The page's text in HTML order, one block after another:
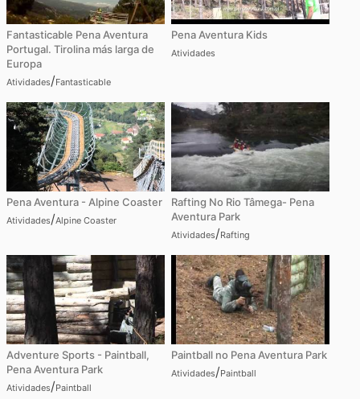
Fantasticable Pena Aventura
Portugal. Tirolina más larga de
Europa
Atividades/Fantasticable
Pena Aventura Kids
Atividades
Pena Aventura - Alpine Coaster
Atividades/Alpine Coaster
Rafting No Rio Tâmega- Pena
Aventura Park
Atividades/Rafting
Adventure Sports - Paintball,
Pena Aventura Park
Atividades/Paintball
Paintball no Pena Aventura Park
Atividades/Paintball